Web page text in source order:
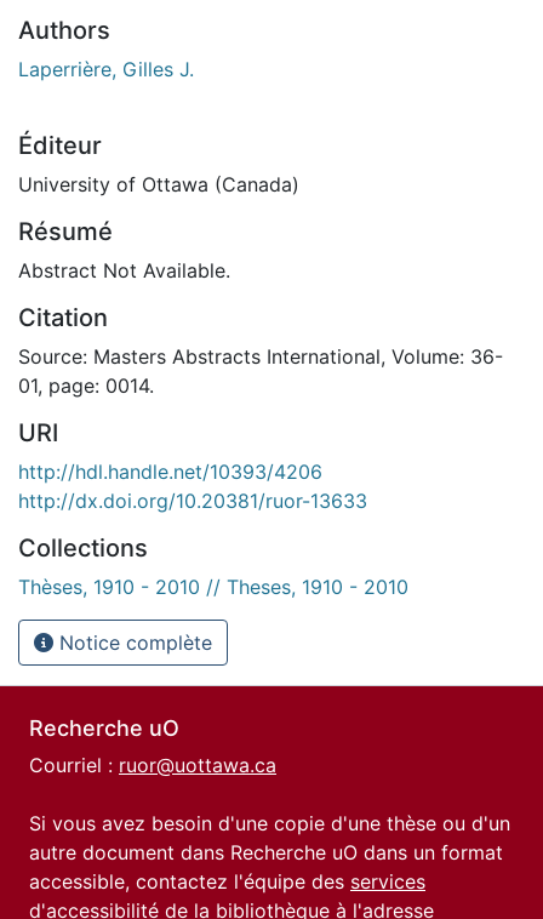
Authors
Laperrière, Gilles J.
Éditeur
University of Ottawa (Canada)
Résumé
Abstract Not Available.
Citation
Source: Masters Abstracts International, Volume: 36-
01, page: 0014.
URI
http://hdl.handle.net/10393/4206
http://dx.doi.org/10.20381/ruor-13633
Collections
Thèses, 1910 - 2010 // Theses, 1910 - 2010
Notice complète
Recherche uO
Courriel : ruor@uottawa.ca
Si vous avez besoin d'une copie d'une thèse ou d'un
autre document dans Recherche uO dans un format
accessible, contactez l'équipe des services
d'accessibilité de la bibliothèque à l'adresse